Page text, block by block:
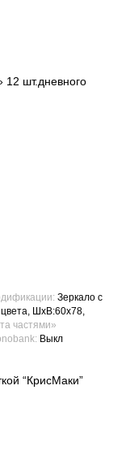
12 шт.дневного
Зеркало с
ШхВ:60х78,
частями»
Выкл